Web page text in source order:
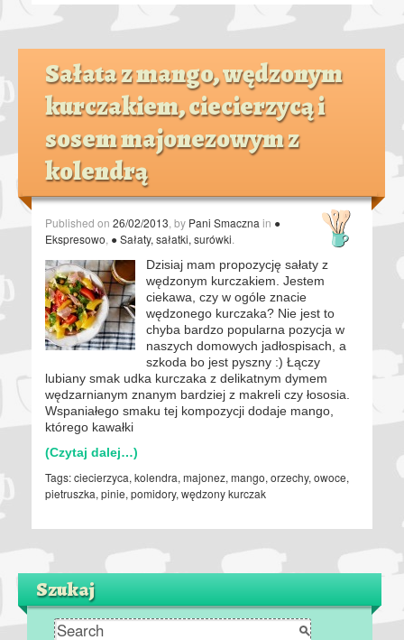
Sałata z mango, wędzonym
kurczakiem, ciecierzycą i
sosem majonezowym z
kolendrą
Published on 26/02/2013 , by Pani Smaczna in ●
Ekspresowo ● Sałaty, sałatki, surówki
Dzisiaj mam propozycję sałaty z
wędzonym kurczakiem. Jestem
ciekawa, czy w ogóle znacie
wędzonego kurczaka? Nie jest to
chyba bardzo popularna pozycja w
naszych domowych jadłospisach, a
szkoda bo jest pyszny :) Łączy
lubiany smak udka kurczaka z delikatnym dymem
wędzarnianym znanym bardziej z makreli czy łososia.
Wspaniałego smaku tej kompozycji dodaje mango,
którego kawałki
(Czytaj dalej…)
Tags:ciecierzyca, kolendra, majonez, mango, orzechy, owoce,
pietruszka, pinie, pomidory, wędzony kurczak
Szukaj